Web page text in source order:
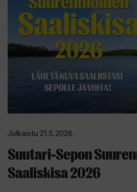
Julkaistu 21.5.2026
Suutari-Sepon
Saaliskisa 2026